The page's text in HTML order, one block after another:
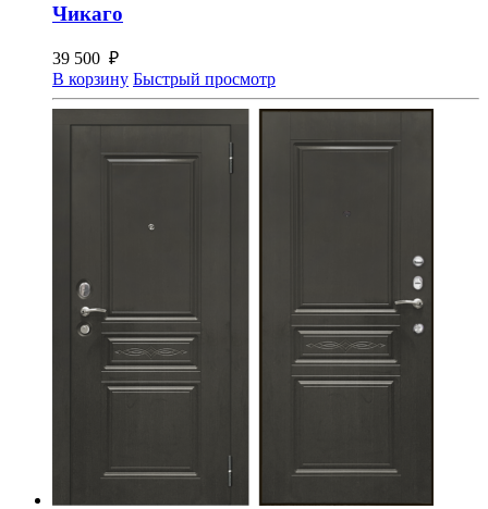
Чикаго
39 500 ₽
В корзину Быстрый просмотр